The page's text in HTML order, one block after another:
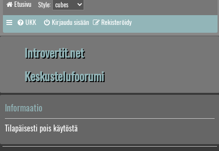
Etusivu Style:
UKK Kirjaudu sisään Rekisteröidy
Introvertit.net
Keskustelufoorumi
Informaatio
Tilapäisesti pois käytöstä